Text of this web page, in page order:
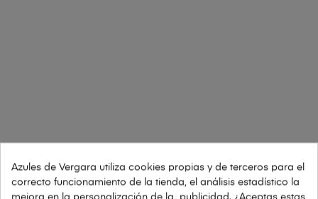
Azules de Vergara utiliza cookies propias y de terceros para el
correcto funcionamiento de la tienda, el análisis estadístico la
mejora en la personalización de la publicidad. ¿Aceptas estas